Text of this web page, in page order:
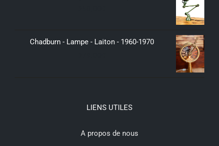
Chadburn - Lampe - Laiton - 1960-1970
LIENS UTILES
A propos de nous